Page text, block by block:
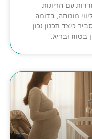
עם הריונות
מומחה, בדומה
כיצד תכנון נכון
בטוח ובריא.